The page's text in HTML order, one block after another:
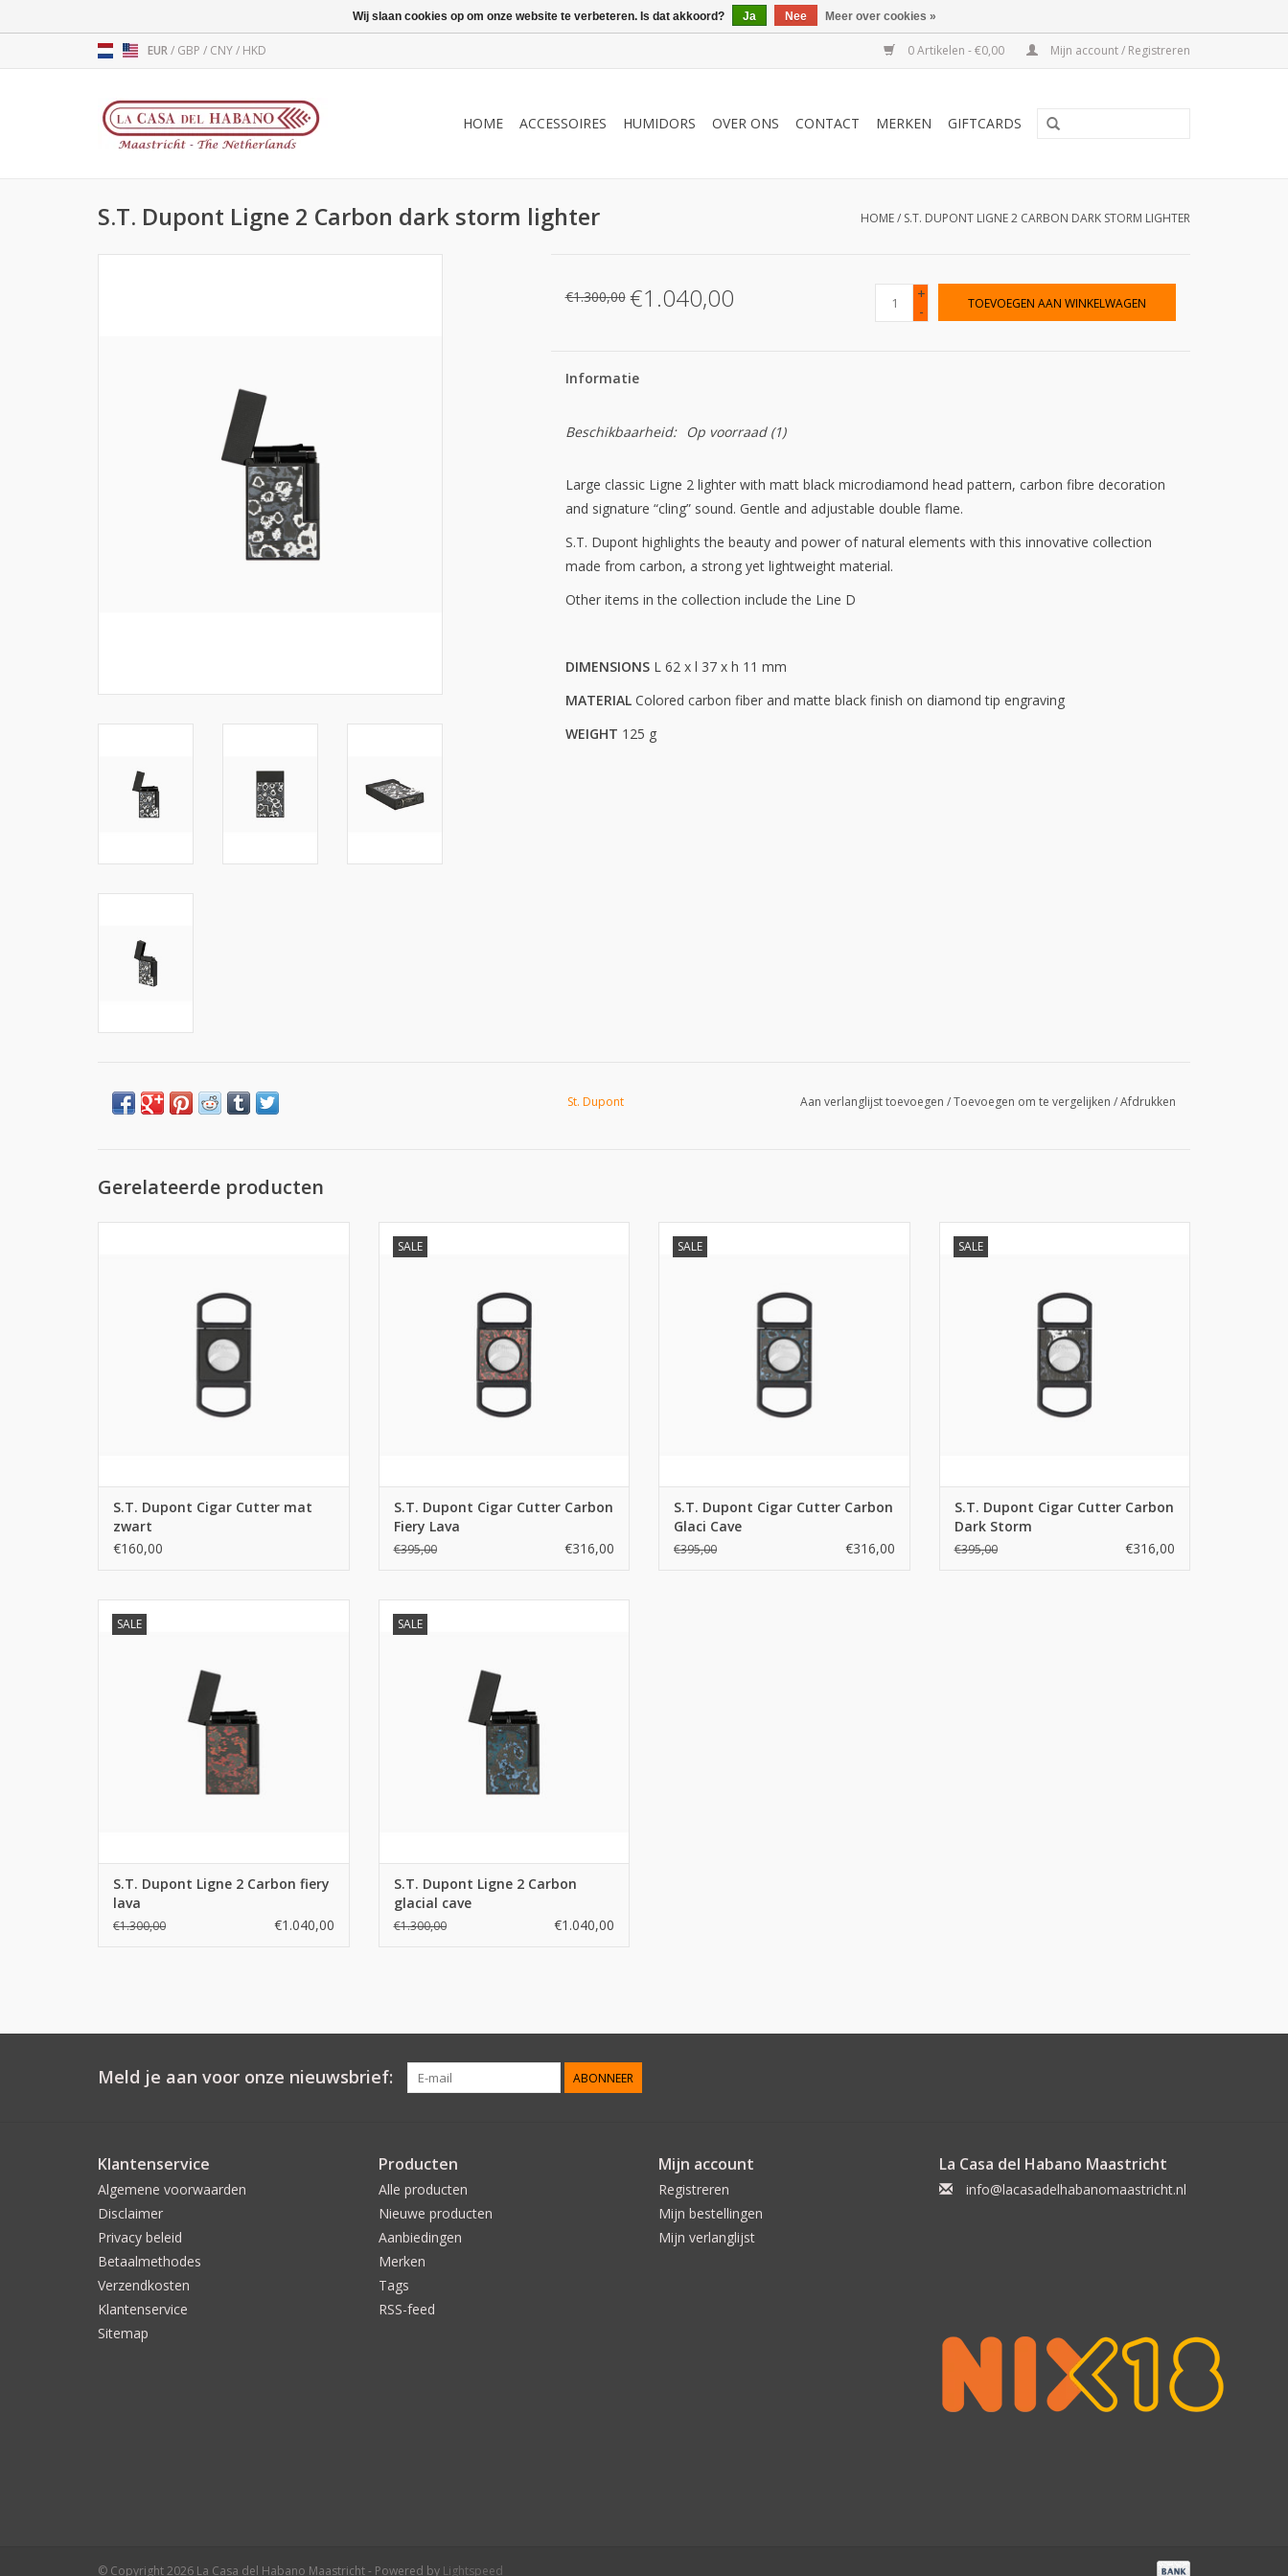
EUR/ GBP / CNY/ HKD 0 Artikelen - €0,00 Mijn account / Registreren
HOME ACCESSOIRES HUMIDORS OVER ONS CONTACT MERKEN GIFTCARDS
S.T. Dupont Ligne 2 Carbon dark storm lighter HOME/ S.T. DUPONT LIGNE 2 CARBON DARK STORM LIGHTER
€1.300,00 €1.040,00
+
-
TOEVOEGEN AAN WINKELWAGEN
Informatie
Beschikbaarheid: Op voorraad(1)
Large classic Ligne 2 lighter with matt black microdiamond head pattern, carbon fibre decoration
and signature “cling” sound. Gentle and adjustable double flame.
S.T. Dupont highlights the beauty and power of natural elements with this innovative collection
made from carbon, a strong yet lightweight material.
Other items in the collection include the Line D
DIMENSIONSL 62 x l 37 x h 11 mm
MATERIALColored carbon fiber and matte black finish on diamond tip engraving
WEIGHT 125 g
St. Dupont Aan verlanglijst toevoegen /Toevoegen om te vergelijken /Afdrukken
Gerelateerde producten
S.T. Dupont Cigar Cutter mat
zwart
€160,00
SALE
TOEVOEGEN AAN WINKELWAGEN
S.T. Dupont Cigar Cutter Carbon
Fiery Lava
€395,00 €316,00
SALE
S.T. Dupont Cigar Cutter Carbon
Glaci Cave
€395,00 €316,00
SALE
S.T. Dupont Cigar Cutter Carbon
Dark Storm
€395,00 €316,00
SALE
S.T. Dupont Ligne 2 Carbon fiery
lava
€1.300,00 €1.040,00
SALE
TOEVOEGEN AAN WINKELWAGEN
S.T. Dupont Ligne 2 Carbon
glacial cave
€1.300,00 €1.040,00
Meld je aan voor onze nieuwsbrief: ABONNEER
Klantenservice
Algemene voorwaarden
Disclaimer
Privacy beleid
Betaalmethodes
Verzendkosten
Klantenservice
Sitemap
Producten
Alle producten
Nieuwe producten
Aanbiedingen
Merken
Tags
RSS-feed
Mijn account
Registreren
Mijn bestellingen
Mijn verlanglijst
La Casa del Habano Maastricht
info@lacasadelhabanomaastricht.nl
© Copyright 2026 La Casa del Habano Maastricht - Powered by Lightspeed
Wij slaan cookies op om onze website te verbeteren. Is dat akkoord? Ja Nee Meer over cookies »